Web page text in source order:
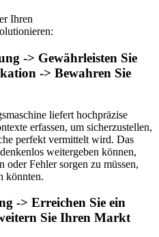
Ihren
-> Gewährleisten Sie
-> Bewahren Sie
liefert hochpräzise
erfassen, um sicherzustellen,
perfekt vermittelt wird. Das
weitergeben können,
oder Fehler sorgen zu müssen,
könnten.
-> Erreichen Sie ein
Sie Ihren Markt